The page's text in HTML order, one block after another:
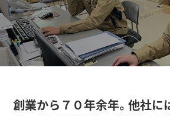
創業から７０年余年。他社に